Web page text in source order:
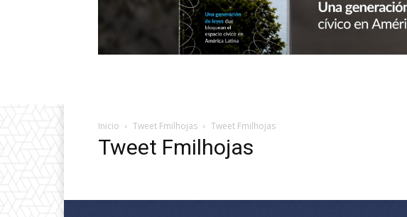
Inicio Tweet Fmilhojas Tweet Fmilhojas
Tweet Fmilhojas